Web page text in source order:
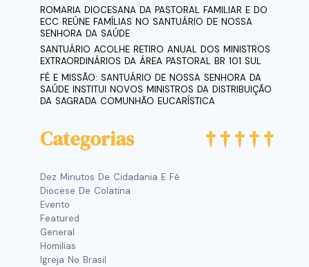
ROMARIA DIOCESANA DA PASTORAL FAMILIAR E DO
ECC REÚNE FAMÍLIAS NO SANTUÁRIO DE NOSSA
SENHORA DA SAÚDE
SANTUÁRIO ACOLHE RETIRO ANUAL DOS MINISTROS
EXTRAORDINÁRIOS DA ÁREA PASTORAL BR 101 SUL
FÉ E MISSÃO: SANTUÁRIO DE NOSSA SENHORA DA
SAÚDE INSTITUI NOVOS MINISTROS DA DISTRIBUIÇÃO
DA SAGRADA COMUNHÃO EUCARÍSTICA
Categorias
Dez Minutos De Cidadania E Fé
Diocese De Colatina
Evento
Featured
General
Homilias
Igreja No Brasil